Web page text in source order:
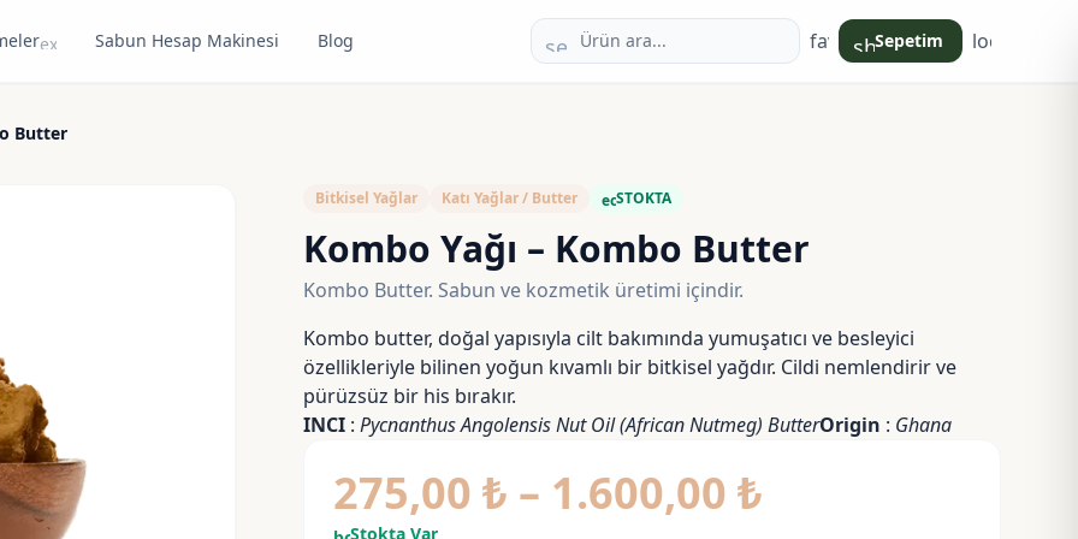
expand_moreSabun Hesap Makinesi Blog search favoriteshopping_bag
Sepetim login
Butter
Bitkisel Yağlar Katı Yağlar / Butter ecoSTOKTA
Kombo Yağı – Kombo Butter
Kombo Butter. Sabun ve kozmetik üretimi içindir.
Kombo butter, doğal yapısıyla cilt bakımında yumuşatıcı ve besleyici
özellikleriyle bilinen yoğun kıvamlı bir bitkisel yağdır. Cildi nemlendirir ve
pürüzsüz bir his bırakır.
INCI : Pycnanthus Angolensis Nut Oil (African Nutmeg) ButterOrigin : Ghana
275,00 ₺ – 1.600,00 ₺
Stokta Var